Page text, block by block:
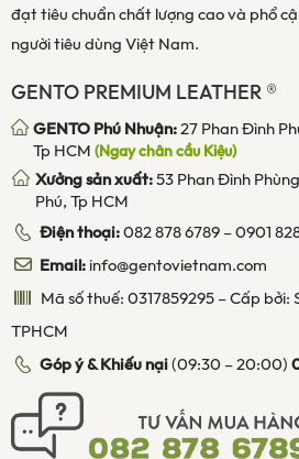
đạt tiêu chuẩn chất lượng cao và phổ
người tiêu dùng Việt Nam.
GENTO PREMIUM LEATHER ®
GENTO Phú Nhuận:27 Phan Đình
Tp HCM (Ngay chân cầu Kiệu)
Xưởng sản xuất:53 Phan Đình
Phú, Tp HCM
Điện thoại:082 878 6789–0901
Email:info@gentovietnam.com
Mã số thuế: 0317859295 – Cấp bởi:
TPHCM
Góp ý & Khiếu nại(09:30 – 20:00)